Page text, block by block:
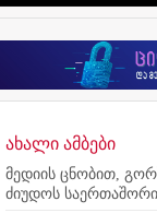
ახალი ამბები
მედიის ცნობით,
ძიუდოს